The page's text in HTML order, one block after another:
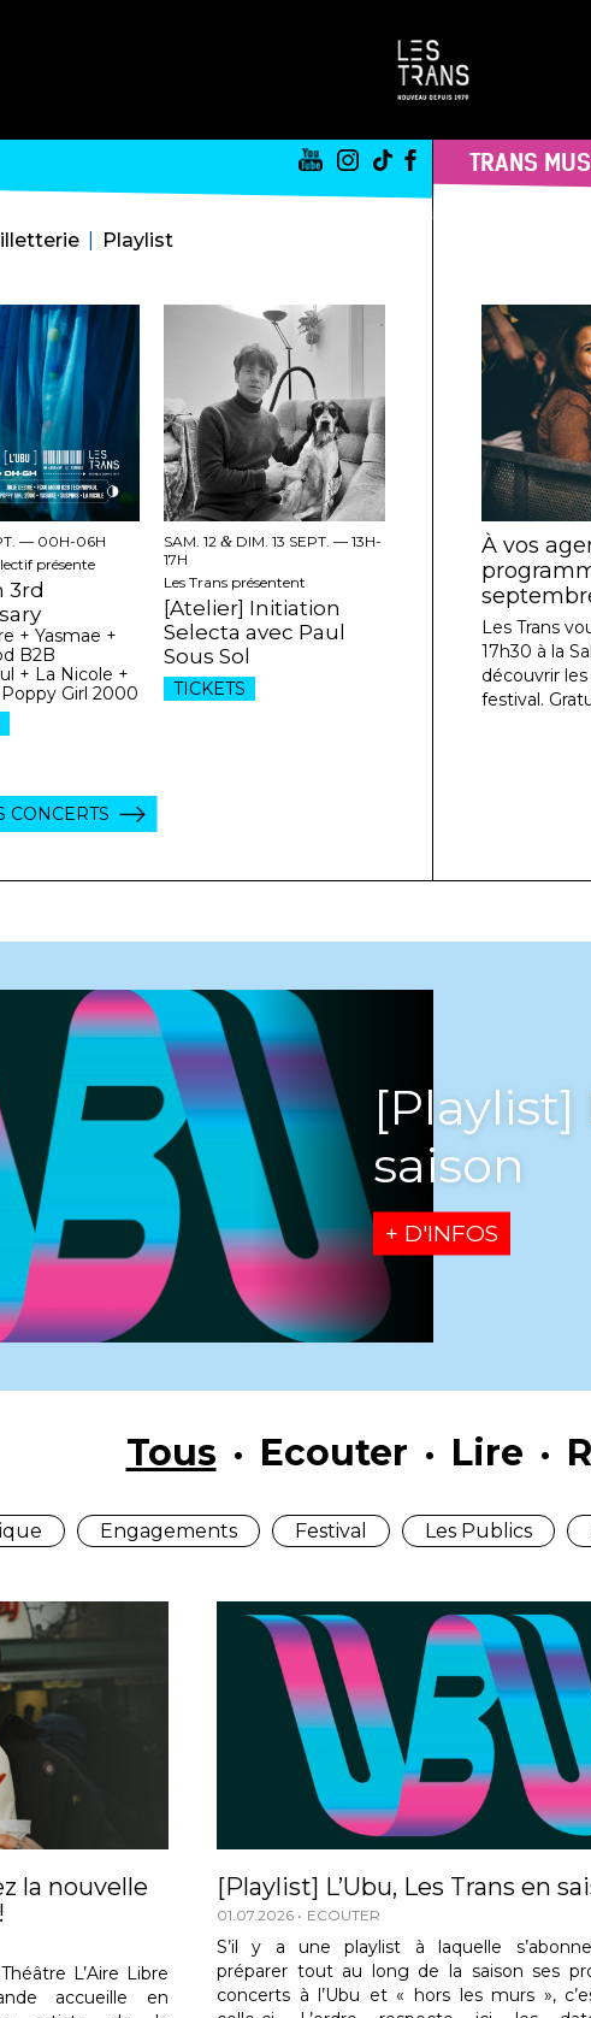
Playlist
— 00H-06H
présente
3rd
+ Yasmae +
B2B
+ La Nicole +
Girl 2000
SAM. 12 &DIM. 13 SEPT. — 13H-
17H
Les Trans présentent
[Atelier] Initiation
Selecta avec Paul
Sous Sol
TICKETS
CONCERTS
TRANS
À vos
Les Trans
17h30 à la
découvrir
festival.
[Playlist]
saison
+ D'INFOS
Tous Ecouter Lire
Engagements Festival Les Publics
la nouvelle
L’Aire Libre
accueille en
[Playlist] L’Ubu, Les Trans en
01.07.2026 ECOUTER
S’il y a une playlist à laquelle
préparer tout au long de la saison ses
concerts à l’Ubu et « hors les murs »,